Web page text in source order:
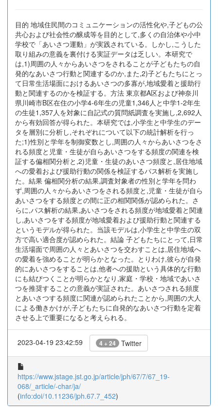
目的 地域住民間のコミュニケーションの活性化や,子どもの公
共心および社会性の醸成等を目的として,多くの自治体や小中
学校で「あいさつ運動」が実践されている。しかし,こうした
取り組みの意義を裏付ける実証データは乏しい。本研究で
は,1)周囲の人々からあいさつをされることが子どもたちの自
発的なあいさつ行動と関連するのか,また,2)子どもたちにとっ
て日常生活場面におけるあいさつの多寡が,地域愛着と援助行
動と関連するのかを検証する。方法 東京都A区および神奈川
県川崎市B区在住の小学4-6年生の児童1,346人と中学1-2年生
の生徒1,357人を対象に自記式の質問紙調査を実施し,2,692人
から有効回答が得られた。本研究では,小学生と中学生のデー
タを層別に分析し,それぞれについて以下の統計解析を行っ
た;1)性別と学年を制御変数とし,周囲の人々からあいさつをさ
れる頻度と児童・生徒が自らあいさつをする頻度の関連を検
証する偏相関分析と,2)児童・生徒のあいさつ頻度と,居住地域
への愛着および援助行動の関係を検証するパス解析を実施し
た。結果 偏相関分析の結果,調査対象者の性別と学年を問わ
ず,周囲の人々からあいさつをされる頻度と,児童・生徒が自ら
あいさつをする頻度との間に正の相関関係が認められた。さ
らに,パス解析の結果,あいさつをされる頻度が地域愛着と関連
し,あいさつをする頻度が地域愛着および援助行動と関連する
というモデルが得られた。当該モデルは,小学生と中学生の双
方で高い適合度が認められた。結論 子どもたちにとって,日常
生活場面で周囲の人々とあいさつを交わすことは,居住地域へ
の愛着を強めることが明らかとなった。とりわけ,彼らが自発
的にあいさつをすることは,他者への援助という具体的な行動
にも結びつくことが明らかとなり,家庭・学校・地域であいさ
つを推奨することの意義が実証された。あいさつされる頻度
とあいさつする頻度に関連が認められたことから,周囲の大人
による働きかけが,子どもたちに自発的なあいさつ行動を定着
させる上で重要になると考えられる。
2023-04-19 23:42:59 4 + 24 Twitter
https://www.jstage.jst.go.jp/article/jph/67/7/67_19-
068/_article/-char/ja/
(info:doi/10.11236/jph.67.7_452)